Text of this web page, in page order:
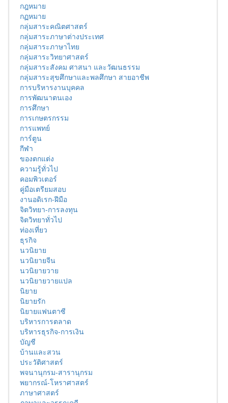
กฎหมาย
กฏหมาย
กลุ่มสาระคณิตศาสตร์
กลุ่มสาระภาษาต่างประเทศ
กลุ่มสาระภาษาไทย
กลุ่มสาระวิทยาศาสตร์
กลุ่มสาระสังคม ศาสนา และวัฒนธรรม
กลุ่มสาระสุขศึกษาและพลศึกษา สายอาชีพ
การบริหารงานบุคคล
การพัฒนาตนเอง
การศึกษา
การเกษตรกรรม
การแพทย์
การ์ตูน
กีฬา
ของตกแต่ง
ความรู้ทั่วไป
คอมพิวเตอร์
คู่มือเตรียมสอบ
งานอดิเรก-ฝีมือ
จิตวิทยา-การลงทุน
จิตวิทยาทั่วไป
ท่องเที่ยว
ธุรกิจ
นวนิยาย
นวนิยายจีน
นวนิยายวาย
นวนิยายวายแปล
นิยาย
นิยายรัก
นิยายแฟนตาซี
บริหารการตลาด
บริหารธุรกิจ-การเงิน
บัญชี
บ้านและสวน
ประวัติศาสตร์
พจนานุกรม-สารานุกรม
พยากรณ์-โหราศาสตร์
ภาษาศาสตร์